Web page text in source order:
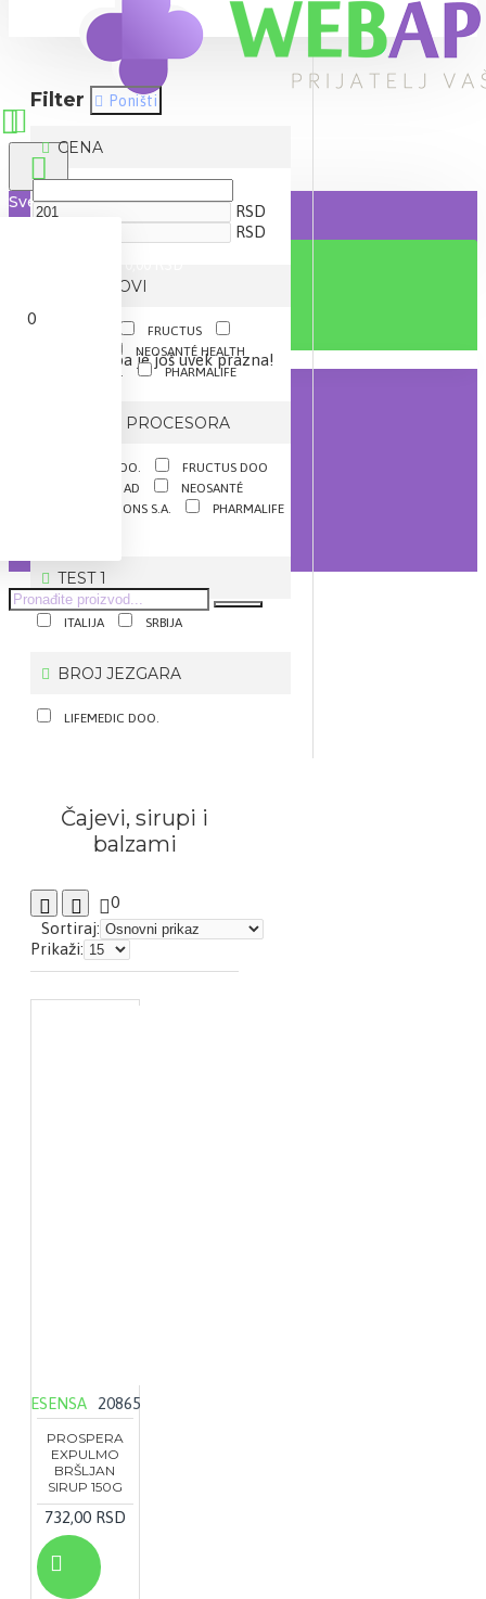
Sve
0
Vaša korpa je još uvek prazna!
Filter Poništi
CENA
RSD
RSD
BRENDOVI
FRUCTUS
NEOSANTÉ HEALTH
SOLUTIONS S.A.
PHARMALIFE
BRZINA PROCESORA
ESENSA DOO.
FRUCTUS DOO
GALENIKA AD
NEOSANTÉ
HEALTH SOLUTIONS S.A.
PHARMALIFE
TEST 1
ITALIJA SRBIJA
BROJ JEZGARA
LIFEMEDIC DOO.
Čajevi, sirupi i
balzami
0
Sortiraj:
Prikaži:
ESENSA 20865
PROSPERA
EXPULMO
BRŠLJAN
SIRUP 150G
732,00 RSD